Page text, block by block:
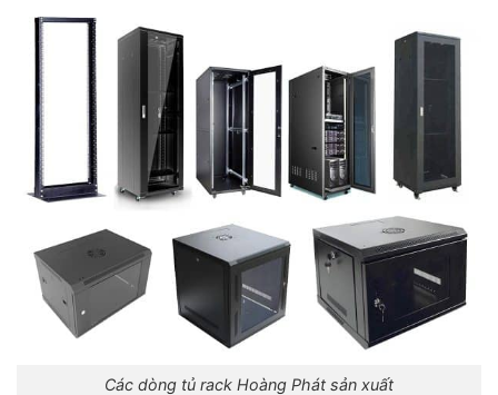
Các dòng tủ rack Hoàng Phát sản xuất